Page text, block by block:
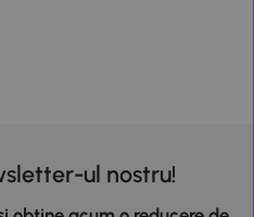
ul nostru!